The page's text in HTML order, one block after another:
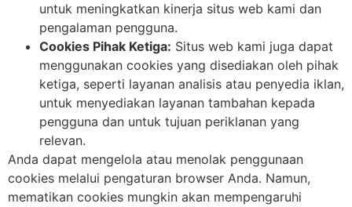
untuk meningkatkan kinerja situs web kami dan
pengalaman pengguna.
Cookies Pihak Ketiga: Situs web kami juga dapat
menggunakan cookies yang disediakan oleh pihak
ketiga, seperti layanan analisis atau penyedia iklan,
untuk menyediakan layanan tambahan kepada
pengguna dan untuk tujuan periklanan yang
relevan.
Anda dapat mengelola atau menolak penggunaan
cookies melalui pengaturan browser Anda. Namun,
mematikan cookies mungkin akan mempengaruhi